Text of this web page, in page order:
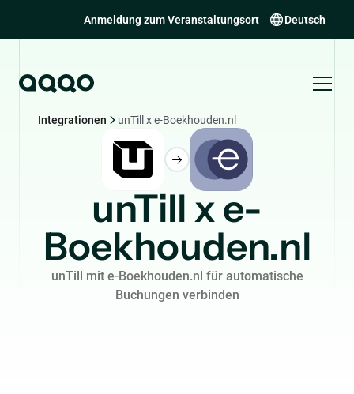
Anmeldung zum Veranstaltungsort Deutsch
Integrationen unTill x e-Boekhouden.nl
unTill x e-
Boekhouden.nl
unTill mit e-Boekhouden.nl für automatische
Buchungen verbinden